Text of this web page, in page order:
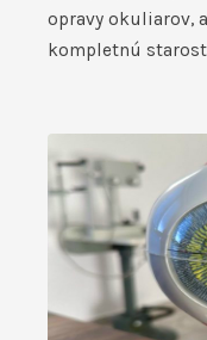
opravy okuliarov,
kompletnú